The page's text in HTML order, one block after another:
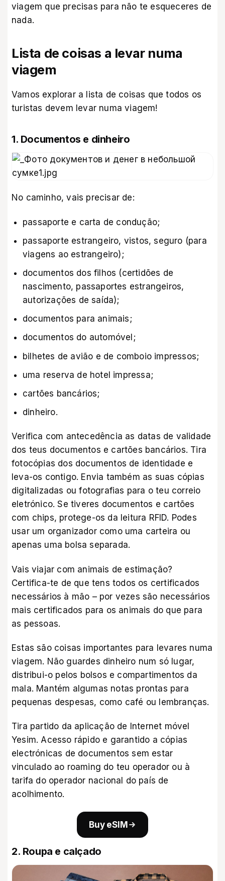
viagem que precisas para não te esqueceres de
nada.
Lista de coisas a levar numa
viagem
Vamos explorar a lista de coisas que todos os
turistas devem levar numa viagem!
1. Documentos e dinheiro
No caminho, vais precisar de:
passaporte e carta de condução;
passaporte estrangeiro, vistos, seguro (para
viagens ao estrangeiro);
documentos dos filhos (certidões de
nascimento, passaportes estrangeiros,
autorizações de saída);
documentos para animais;
documentos do automóvel;
bilhetes de avião e de comboio impressos;
uma reserva de hotel impressa;
cartões bancários;
dinheiro.
Verifica com antecedência as datas de validade
dos teus documentos e cartões bancários. Tira
fotocópias dos documentos de identidade e
leva-os contigo. Envia também as suas cópias
digitalizadas ou fotografias para o teu correio
eletrónico. Se tiveres documentos e cartões
com chips, protege-os da leitura RFID. Podes
usar um organizador como uma carteira ou
apenas uma bolsa separada.
Vais viajar com animais de estimação?
Certifica-te de que tens todos os certificados
necessários à mão – por vezes são necessários
mais certificados para os animais do que para
as pessoas.
Estas são coisas importantes para levares numa
viagem. Não guardes dinheiro num só lugar,
distribui-o pelos bolsos e compartimentos da
mala. Mantém algumas notas prontas para
pequenas despesas, como café ou lembranças.
Tira partido da aplicação de Internet móvel
Yesim. Acesso rápido e garantido a cópias
electrónicas de documentos sem estar
vinculado ao roaming do teu operador ou à
tarifa do operador nacional do país de
acolhimento.
Buy eSIM
2. Roupa e calçado